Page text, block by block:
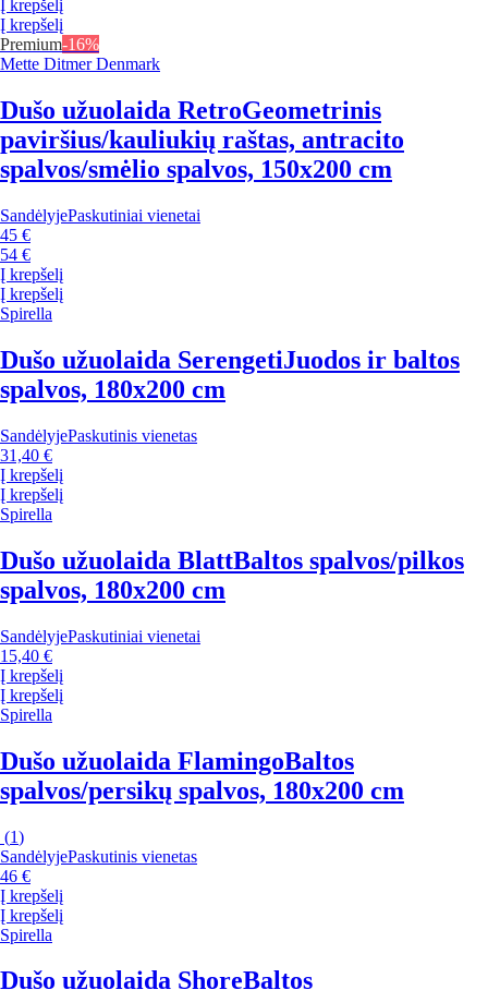
Į krepšelį
Į krepšelį
Premium-16%
Mette Ditmer Denmark
Dušo užuolaida RetroGeometrinis
paviršius/kauliukių raštas, antracito
spalvos/smėlio spalvos, 150x200 cm
SandėlyjePaskutiniai vienetai
45 €
54 €
Į krepšelį
Į krepšelį
Spirella
Dušo užuolaida SerengetiJuodos ir baltos
spalvos, 180x200 cm
SandėlyjePaskutinis vienetas
31,40 €
Į krepšelį
Į krepšelį
Spirella
Dušo užuolaida BlattBaltos spalvos/pilkos
spalvos, 180x200 cm
SandėlyjePaskutiniai vienetai
15,40 €
Į krepšelį
Į krepšelį
Spirella
Dušo užuolaida FlamingoBaltos
spalvos/persikų spalvos, 180x200 cm
(1)
SandėlyjePaskutinis vienetas
46 €
Į krepšelį
Į krepšelį
Spirella
Dušo užuolaida ShoreBaltos